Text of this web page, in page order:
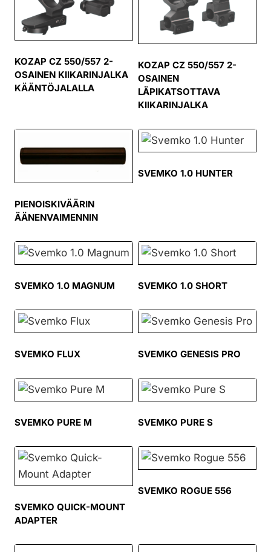
KOZAP CZ 550/557 2-
OSAINEN KIIKARINJALKA
KÄÄNTÖJALALLA
KOZAP CZ 550/557 2-
OSAINEN
LÄPIKATSOTTAVA
KIIKARINJALKA
PIENOISKIVÄÄRIN
ÄÄNENVAIMENNIN
SVEMKO 1.0 HUNTER
SVEMKO 1.0 MAGNUM SVEMKO 1.0 SHORT
SVEMKO FLUX SVEMKO GENESIS PRO
SVEMKO PURE M SVEMKO PURE S
SVEMKO QUICK-MOUNT
ADAPTER
SVEMKO ROGUE 556